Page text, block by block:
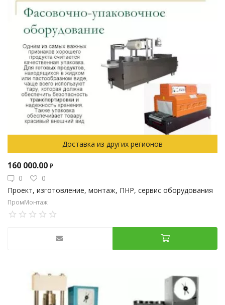
Доставка из других регионов
160 000.00 ₽
0
0
Проект, изготовление, монтаж, ПНР, сервис оборудования
ПромМонтаж